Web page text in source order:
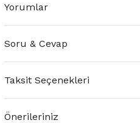
Yorumlar
Soru & Cevap
Taksit Seçenekleri
Önerileriniz